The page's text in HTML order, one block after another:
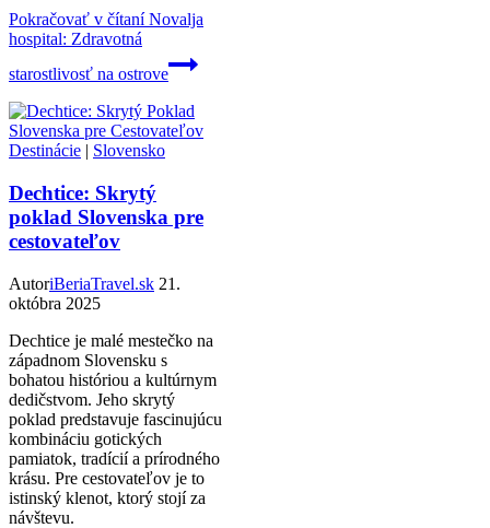
Pokračovať v čítaníNovalja
hospital: Zdravotná
starostlivosť na ostrove
Destinácie | Slovensko
Dechtice: Skrytý
poklad Slovenska pre
cestovateľov
AutoriBeriaTravel.sk 21.
októbra 2025
Dechtice je malé mestečko na
západnom Slovensku s
bohatou históriou a kultúrnym
dedičstvom. Jeho skrytý
poklad predstavuje fascinujúcu
kombináciu gotických
pamiatok, tradícií a prírodného
krásu. Pre cestovateľov je to
istinský klenot, ktorý stojí za
návštevu.